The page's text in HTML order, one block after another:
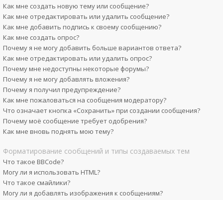
Как мне создать новую тему или сообщение?
Как мне отредактировать или удалить сообщение?
Как мне добавить подпись к своему сообщению?
Как мне создать опрос?
Почему я не могу добавить больше вариантов ответа?
Как мне отредактировать или удалить опрос?
Почему мне недоступны некоторые форумы?
Почему я не могу добавлять вложения?
Почему я получил предупреждение?
Как мне пожаловаться на сообщения модератору?
Что означает кнопка «Сохранить» при создании сообщения?
Почему моё сообщение требует одобрения?
Как мне вновь поднять мою тему?
Форматирование сообщений и типы создаваемых тем
Что такое BBCode?
Могу ли я использовать HTML?
Что такое смайлики?
Могу ли я добавлять изображения к сообщениям?